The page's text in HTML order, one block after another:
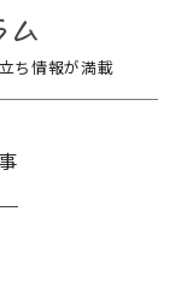
ち情報が満載